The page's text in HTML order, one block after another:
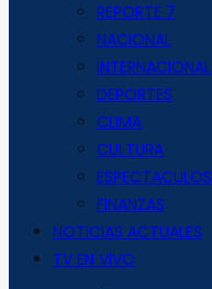
REPORTE 7
NACIONAL
INTERNACIONAL
DEPORTES
CLIMA
CULTURA
ESPECTACULOS
FINANZAS
NOTICIAS ACTUALES
TV EN VIVO